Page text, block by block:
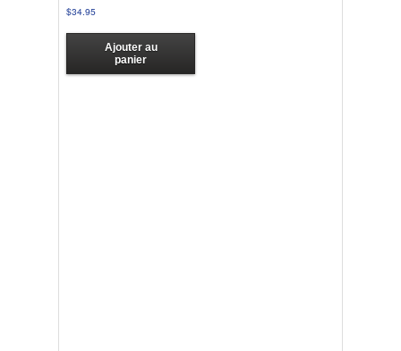
$34.95
Ajouter au
panier